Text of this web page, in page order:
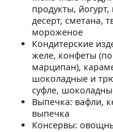
продукты,
десерт, сметана,
мороженое
Кондитерские
желе, конфеты
марципан),
шоколадные и
суфле,
Выпечка: вафли,
выпечка
Консервы: